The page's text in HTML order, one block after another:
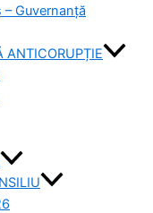
Guvernanță
ANTICORUPȚIE